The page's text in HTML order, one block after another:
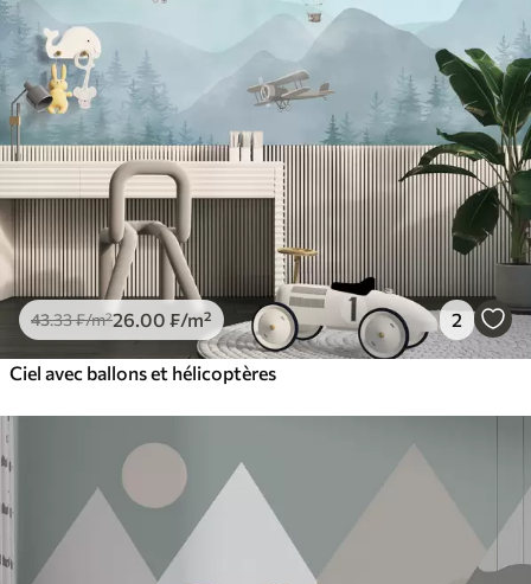
43.33₣/m²26 .00 ₣/m² 2
Ciel avec ballons et hélicoptères